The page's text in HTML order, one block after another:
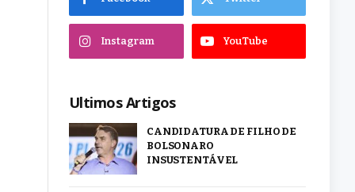
Instagram YouTube
Ultimos Artigos
CANDIDATURA DE FILHO DE
BOLSONARO
INSUSTENTÁVEL